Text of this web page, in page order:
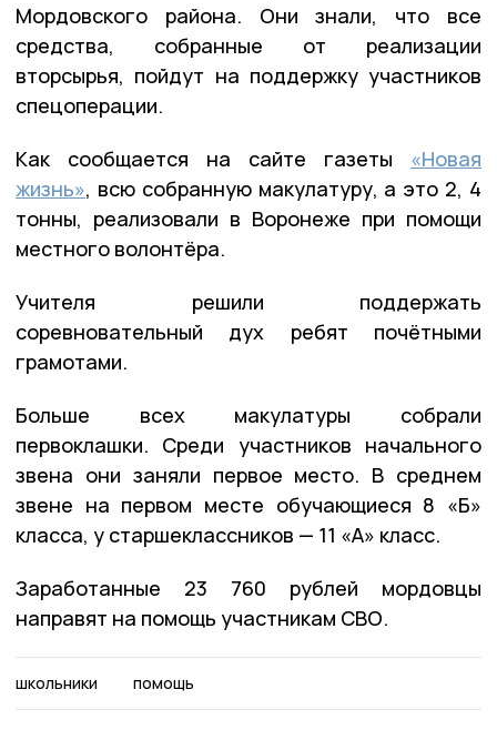
Мордовского района. Они знали, что все
средства, собранные от реализации
вторсырья, пойдут на поддержку участников
спецоперации.
Как сообщается на сайте газеты «Новая
жизнь», всю собранную макулатуру, а это 2, 4
тонны, реализовали в Воронеже при помощи
местного волонтёра.
Учителя решили поддержать
соревновательный дух ребят почётными
грамотами.
Больше всех макулатуры собрали
первоклашки. Среди участников начального
звена они заняли первое место. В среднем
звене на первом месте обучающиеся 8 «Б»
класса, у старшеклассников — 11 «А» класс.
Заработанные 23 760 рублей мордовцы
направят на помощь участникам СВО.
школьники помощь